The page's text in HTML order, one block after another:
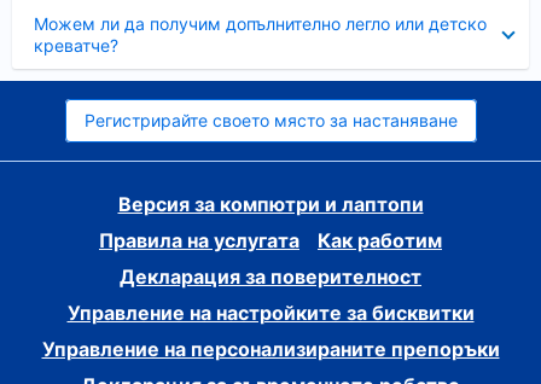
Можем ли да получим допълнително легло или детско
креватче?
Регистрирайте своето място за настаняване
Версия за компютри и лаптопи
Правила на услугата
Как работим
Декларация за поверителност
Управление на настройките за бисквитки
Управление на персонализираните препоръки